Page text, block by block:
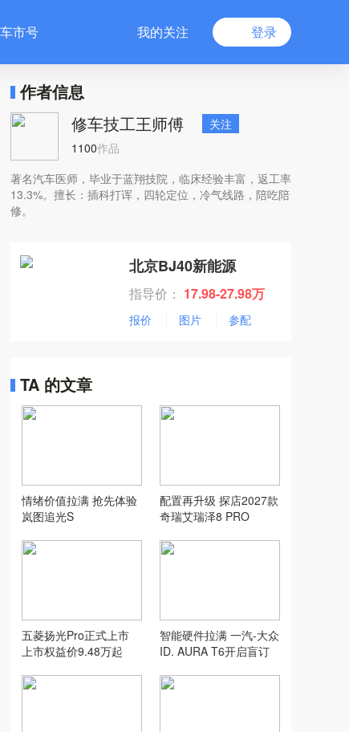
市号 我的关注 登录
作者信息
修车技工王师傅
关注
1100作品
著名汽车医师，毕业于蓝翔技院，临床经验丰富，返工率
13.3%。擅长：插科打诨，四轮定位，冷气线路，陪吃陪
修。
北京BJ40新能源
指导价： 17.98-27.98万
报价 图片 参配
TA 的文章
情绪价值拉满 抢先体验
岚图追光S
配置再升级 探店2027款
奇瑞艾瑞泽8 PRO
五菱扬光Pro正式上市
上市权益价9.48万起
智能硬件拉满 一汽-大众
ID. AURA T6开启盲订